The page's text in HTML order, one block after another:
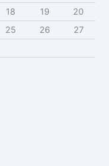
18 19
20
25 26
27